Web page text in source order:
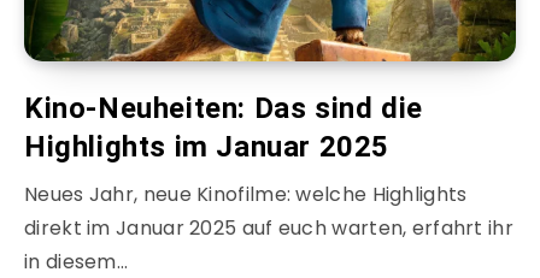
Kino-Neuheiten: Das sind die
Highlights im Januar 2025
Neues Jahr, neue Kinofilme: welche Highlights
direkt im Januar 2025 auf euch warten, erfahrt ihr
in diesem…